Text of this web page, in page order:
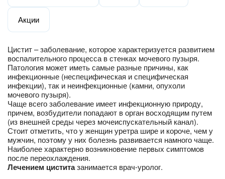
Акции
Цистит – заболевание, которое характеризуется развитием
воспалительного процесса в стенках мочевого пузыря.
Патология может иметь самые разные причины, как
инфекционные (неспецифическая и специфическая
инфекции), так и неинфекционные (камни, опухоли
мочевого пузыря).
Чаще всего заболевание имеет инфекционную природу,
причем, возбудители попадают в орган восходящим путем
(из внешней среды через мочеиспускательный канал).
Стоит отметить, что у женщин уретра шире и короче, чем у
мужчин, поэтому у них болезнь развивается намного чаще.
Наиболее характерно возникновение первых симптомов
после переохлаждения.
Лечением циститазанимается врач-уролог.